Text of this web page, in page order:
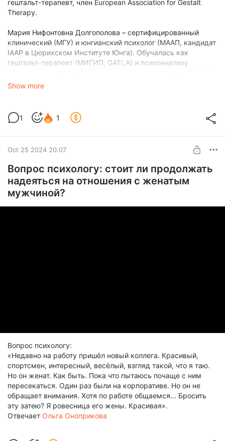
гештальт-терапевт, член European Association for Gestalt
Therapy.
Мария Нифонтовна Долгополова – сертифицированный
клинический (МГУ) и юнгианский психолог (МААП, кандидат
IAAP в Цюрихском Институте Юнга). Обучалась как
гештальт-терапевт (МИГИП, GATLA) и психоанализу
психотерапии и клинической психологии с 2024 года.
https://t.me/dolgopolovamaria
Show more
1 1
Oct 25 2024 20:07
Вопрос психологу: стоит ли продолжать
надеяться на отношения с женатым
мужчиной?
Вопрос психологу:
«Недавно на работу пришёл новый коллега. Красивый,
спортсмен, интересный, весёлый, взгляд такой, что я таю.
Но он женат. Как быть. Пока что пытаюсь почаще с ним
пересекаться. Один раз были на корпоративе. Но он не
обращает внимания. Хотя по работе общаемся... Бросить
эту затею? Я ровесница его жены. Красивая».
Отвечает Ольга Оноприкова